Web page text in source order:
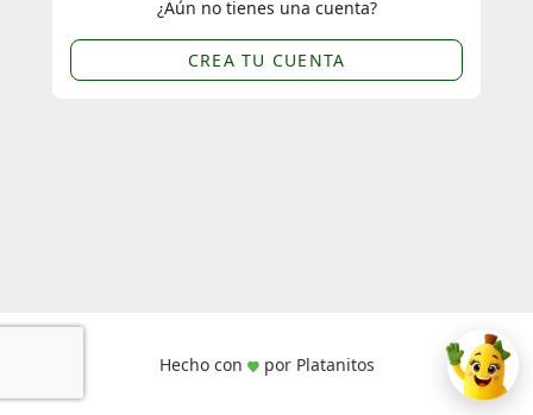
¿Aún no tienes una cuenta?
CREA TU CUENTA
Hecho con por Platanitos